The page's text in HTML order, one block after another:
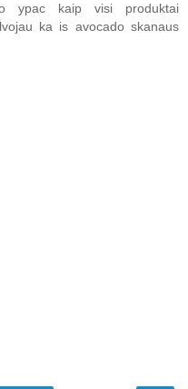
ypac kaip visi produktai
ka is avocado skanaus